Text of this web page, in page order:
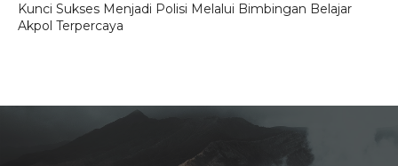
Kunci Sukses Menjadi Polisi Melalui Bimbingan Belajar
Akpol Terpercaya